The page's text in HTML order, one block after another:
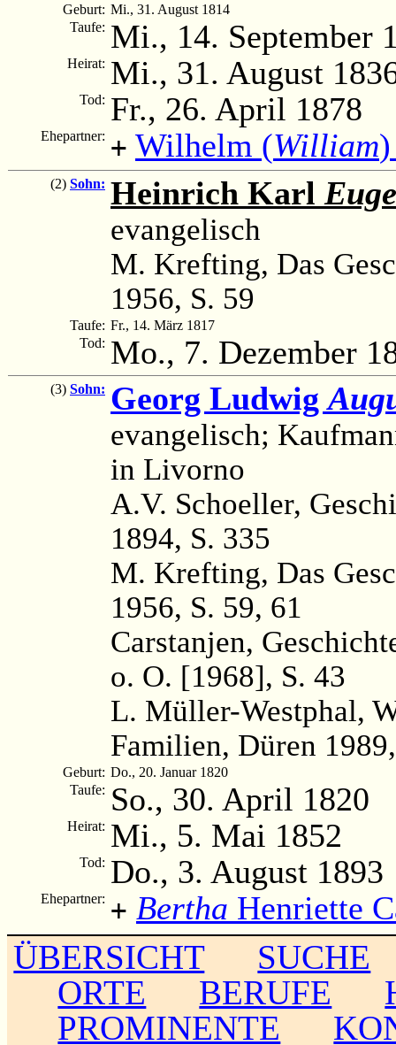
Geburt: Mi., 31. August 1814
Taufe: Mi., 14. September
Heirat: Mi., 31. August
Tod: Fr., 26. April 1878
Ehepartner: + Wilhelm (William
(2) Sohn: Heinrich Karl
evangelisch
M. Krefting, Das
1956, S. 59
Taufe: Fr., 14. März 1817
Tod: Mo., 7. Dezember
(3) Sohn: Georg Ludwig
evangelisch;
in Livorno
A.V. Schoeller,
1894, S. 335
M. Krefting, Das
1956, S. 59, 61
Carstanjen,
o. O. [1968], S. 43
L. Müller-Westphal,
Familien, Düren
Geburt: Do., 20. Januar 1820
Taufe: So., 30. April 1820
Heirat: Mi., 5. Mai 1852
Tod: Do., 3. August 1893
Ehepartner: + Bertha Henriette
ÜBERSICHT
SUCHE
ORTE
BERUFE
PROMINENTE